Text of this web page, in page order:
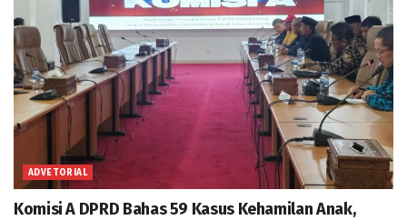
ADVETORIAL
Komisi A DPRD Bahas 59 Kasus Kehamilan Anak,